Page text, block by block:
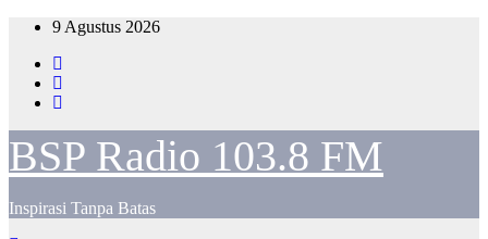
Skip
content
9 Agustus 2026
BSP Radio 103.8 FM
Inspirasi Tanpa Batas